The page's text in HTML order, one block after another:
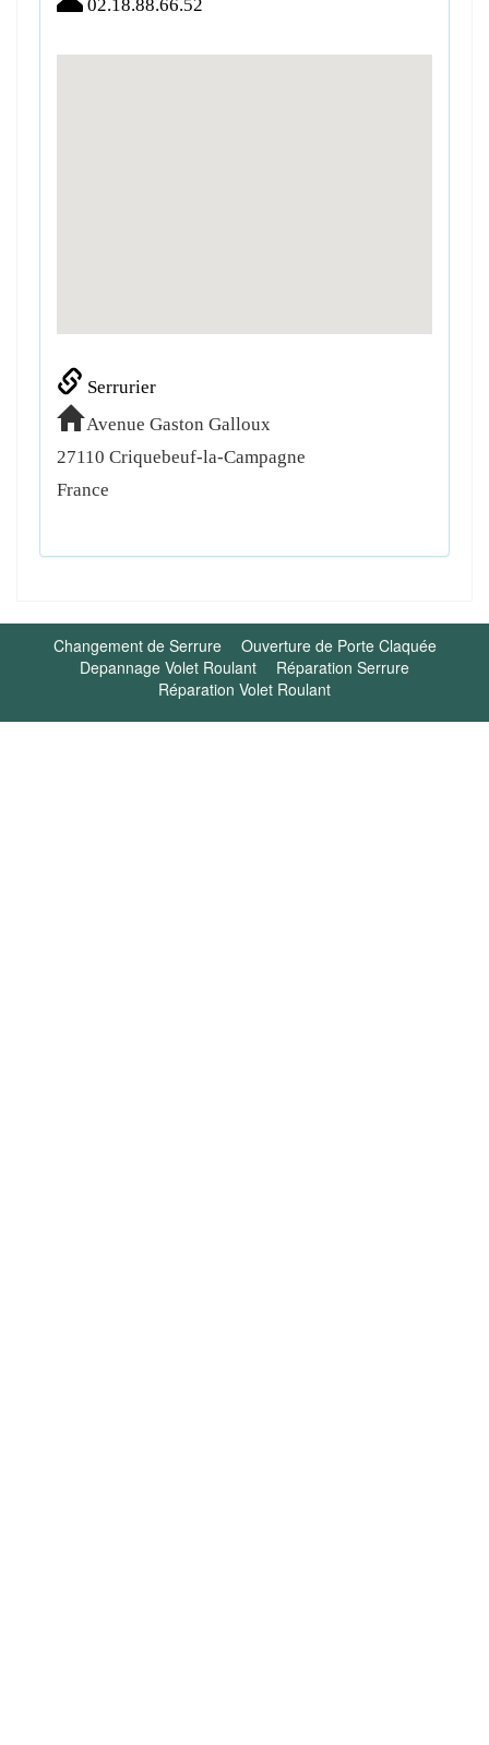
02.18.88.66.52
Serrurier
Avenue Gaston Galloux
27110 Criquebeuf-la-Campagne
France
Changement de Serrure
Ouverture de Porte Claquée
Depannage Volet Roulant
Réparation Serrure
Réparation Volet Roulant